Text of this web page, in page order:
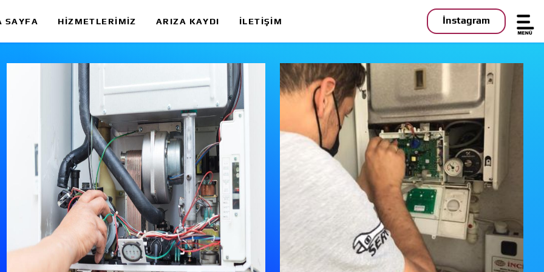
SAYFA HIZMETLERIMIZ ARIZA KAYDI İLETIŞIM İnstagram